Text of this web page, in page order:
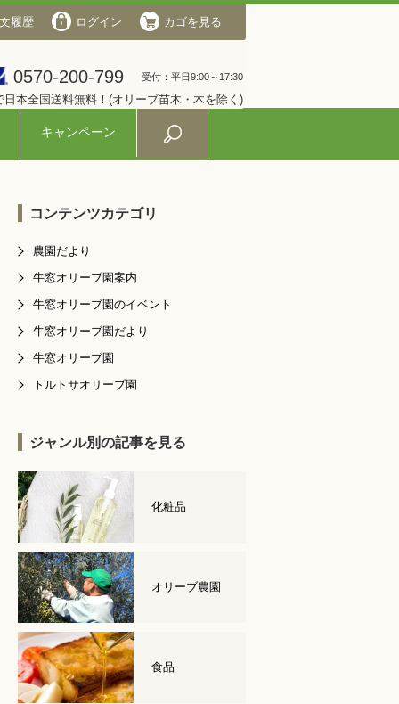
履歴 ログイン カゴを見る
0570-200-799 受付：平日9:00～17:30
本全国送料無料！(オリーブ苗木・木を除く)
キャンペーン
会社概要 ログイン カゴを見る
0570-200-799 受付：平日9:00～17:30
コンテンツカテゴリ
農園だより
牛窓オリーブ園案内
牛窓オリーブ園のイベント
牛窓オリーブ園だより
牛窓オリーブ園
トルトサオリーブ園
ジャンル別の記事を見る
化粧品
オリーブ農園
食品